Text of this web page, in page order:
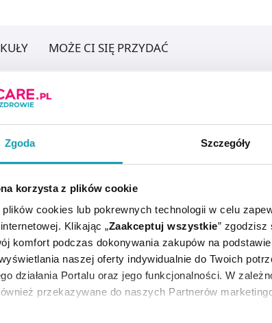
Zgoda Szczegóły
korzysta z plików cookie
cookies lub pokrewnych technologii w celu
Klikając „Zaakceptuj wszystkie”
komfort podczas dokonywania zakupów na
naszej oferty indywidualnie do Twoich
działania Portalu oraz jego funkcjonalności. W
przekazywane do naszych Partnerów
MOŻE CI SIĘ PRZYDAĆ
suchego zapalenia rogówki i spojówki i
nie produkują wcale własnej wydzieliny i